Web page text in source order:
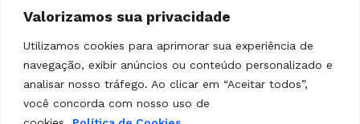
Valorizamos sua privacidade
Utilizamos cookies para aprimorar sua experiência de
navegação, exibir anúncios ou conteúdo personalizado e
analisar nosso tráfego. Ao clicar em “Aceitar todos”,
você concorda com nosso uso de
CONTATOS (31) 3512-4400 ou (31) 9 8309-8660
DESENVOLVER SOLUÇÕES, AÇÕES E SERVIÇOS
PÚBLICOS QUE COMPLEMENTEM A ASSISTÊNCIA À
POPULAÇÃO DA REGIÃO EM QUE ATUA, SENDO
PARCEIRO DOS MUNICÍPIOS CONSORCIADOS NA
SOLUÇÃO DE DIFICULDADES ENFRENTADAS POR
GESTORES MUNICIPAIS, É O COMPROMISSO DO
ICISMEP.